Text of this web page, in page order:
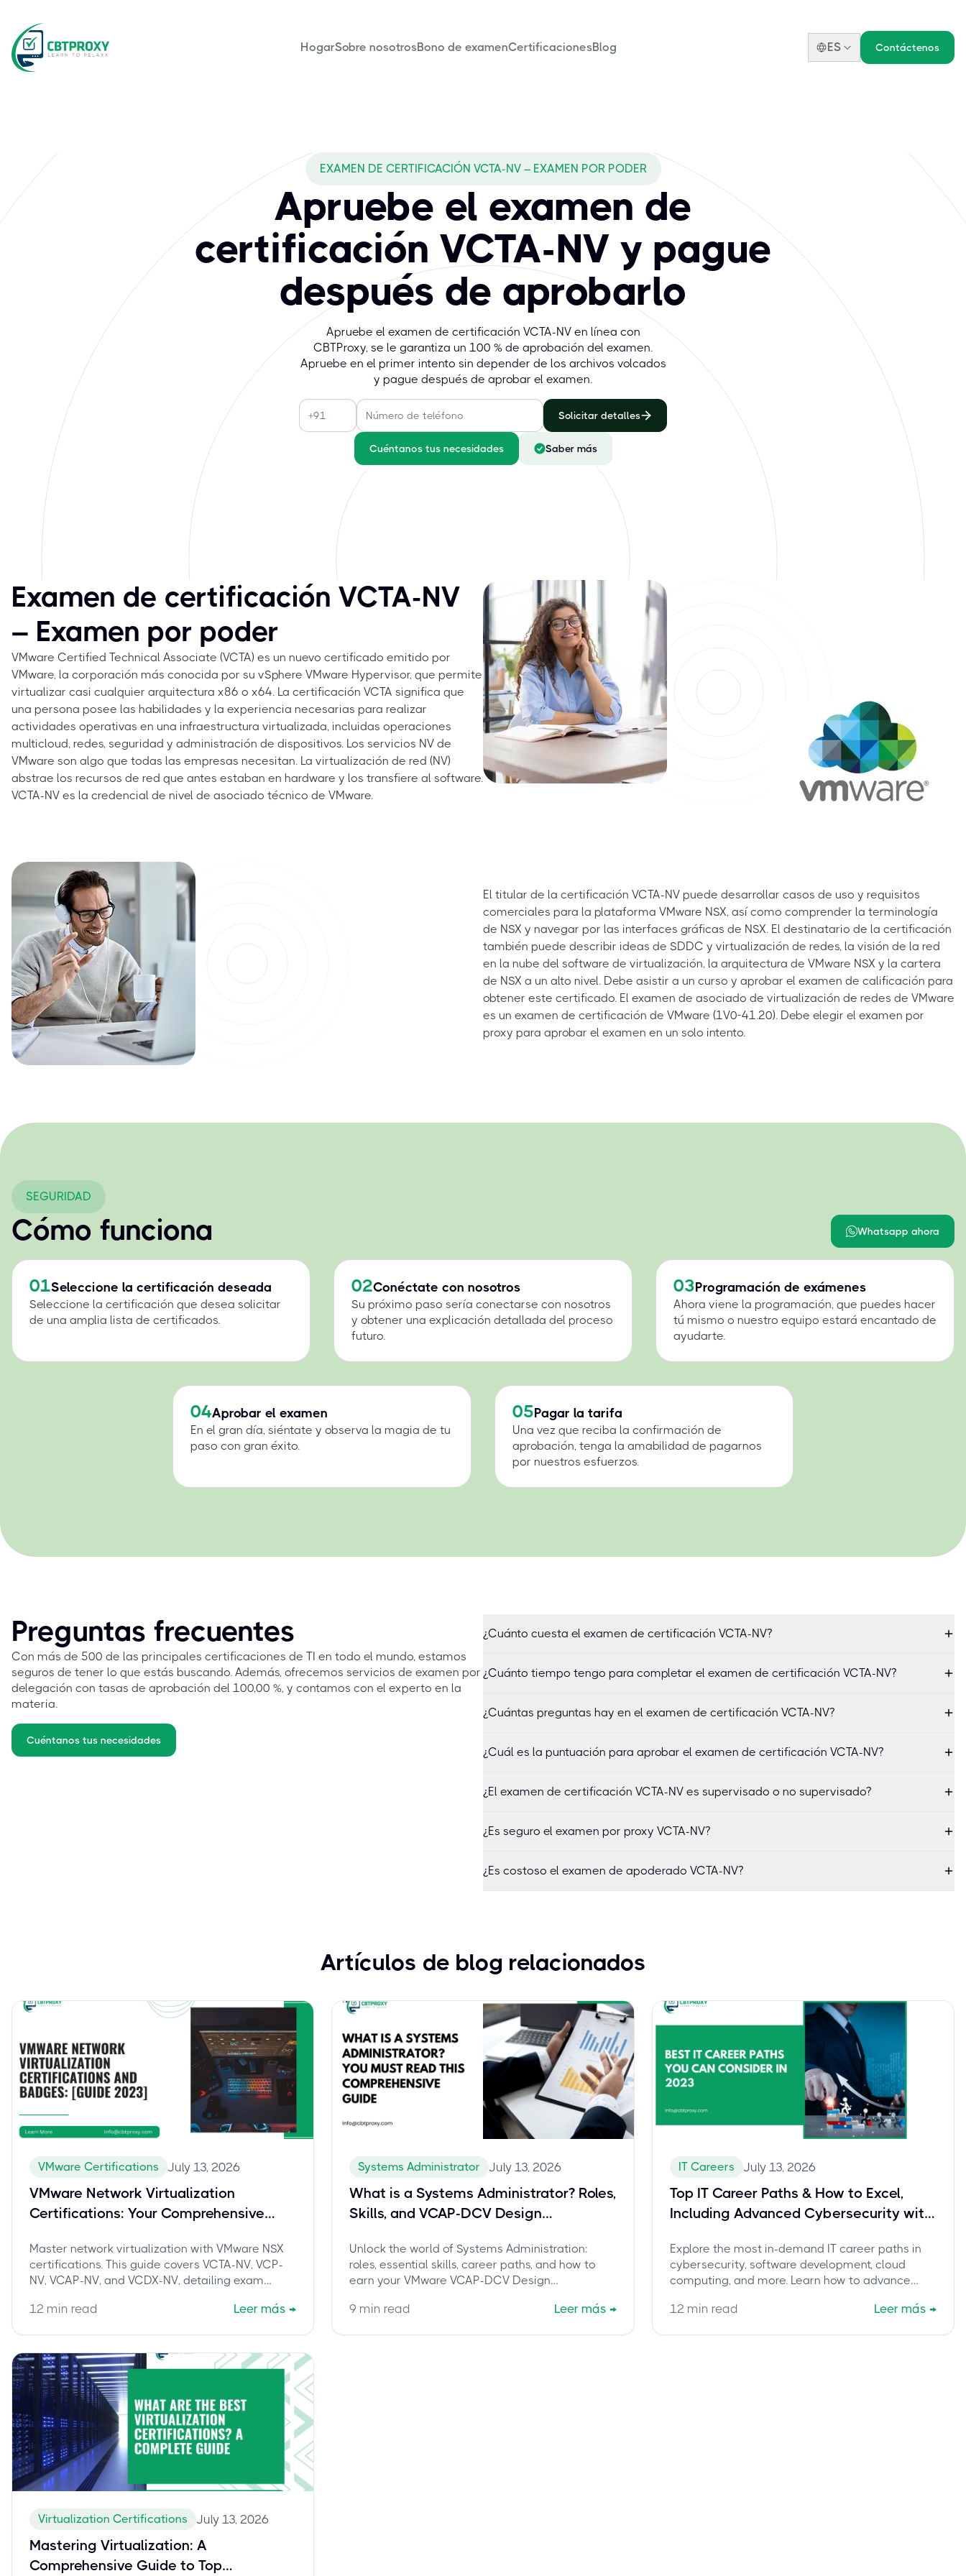
HogarSobre nosotrosBono de examenCertificacionesBlog ES Contáctenos
EXAMEN DE CERTIFICACIÓN VCTA-NV – EXAMEN POR PODER
Apruebe el examen de
certificación VCTA-NV y pague
después de aprobarlo
Apruebe el examen de certificación VCTA-NV en línea con
CBTProxy, se le garantiza un 100 % de aprobación del examen.
Apruebe en el primer intento sin depender de los archivos volcados
y pague después de aprobar el examen.
Solicitar detalles
Cuéntanos tus necesidades Saber más
Examen de certificación VCTA-NV
– Examen por poder
VMware Certified Technical Associate (VCTA) es un nuevo certificado emitido por
VMware, la corporación más conocida por su vSphere VMware Hypervisor, que permite
virtualizar casi cualquier arquitectura x86 o x64. La certificación VCTA significa que
una persona posee las habilidades y la experiencia necesarias para realizar
actividades operativas en una infraestructura virtualizada, incluidas operaciones
multicloud, redes, seguridad y administración de dispositivos. Los servicios NV de
VMware son algo que todas las empresas necesitan. La virtualización de red (NV)
abstrae los recursos de red que antes estaban en hardware y los transfiere al software.
VCTA-NV es la credencial de nivel de asociado técnico de VMware.
El titular de la certificación VCTA-NV puede desarrollar casos de uso y requisitos
comerciales para la plataforma VMware NSX, así como comprender la terminología
de NSX y navegar por las interfaces gráficas de NSX. El destinatario de la certificación
también puede describir ideas de SDDC y virtualización de redes, la visión de la red
en la nube del software de virtualización, la arquitectura de VMware NSX y la cartera
de NSX a un alto nivel. Debe asistir a un curso y aprobar el examen de calificación para
obtener este certificado. El examen de asociado de virtualización de redes de VMware
es un examen de certificación de VMware (1V0-41.20). Debe elegir el examen por
proxy para aprobar el examen en un solo intento.
SEGURIDAD
Cómo funciona Whatsapp ahora
01Seleccione la certificación deseada
Seleccione la certificación que desea solicitar
de una amplia lista de certificados.
02Conéctate con nosotros
Su próximo paso sería conectarse con nosotros
y obtener una explicación detallada del proceso
futuro.
03Programación de exámenes
Ahora viene la programación, que puedes hacer
tú mismo o nuestro equipo estará encantado de
ayudarte.
04Aprobar el examen
En el gran día, siéntate y observa la magia de tu
paso con gran éxito.
05Pagar la tarifa
Una vez que reciba la confirmación de
aprobación, tenga la amabilidad de pagarnos
por nuestros esfuerzos.
Preguntas frecuentes
Con más de 500 de las principales certificaciones de TI en todo el mundo, estamos
seguros de tener lo que estás buscando. Además, ofrecemos servicios de examen por
delegación con tasas de aprobación del 100,00 %, y contamos con el experto en la
materia.
Cuéntanos tus necesidades
¿Cuánto cuesta el examen de certificación VCTA-NV?
¿Cuánto tiempo tengo para completar el examen de certificación VCTA-NV?
¿Cuántas preguntas hay en el examen de certificación VCTA-NV?
¿Cuál es la puntuación para aprobar el examen de certificación VCTA-NV?
¿El examen de certificación VCTA-NV es supervisado o no supervisado?
¿Es seguro el examen por proxy VCTA-NV?
¿Es costoso el examen de apoderado VCTA-NV?
Artículos de blog relacionados
VMware Certifications July 13, 2026
VMware Network Virtualization
Certifications: Your Comprehensive
Master network virtualization with VMware NSX
certifications. This guide covers VCTA-NV, VCP-
NV, VCAP-NV, and VCDX-NV, detailing exam
pass.
12 min read Leer más →
Systems Administrator July 13, 2026
What is a Systems Administrator? Roles,
Skills, and VCAP-DCV Design
Unlock the world of Systems Administration:
roles, essential skills, career paths, and how to
earn your VMware VCAP-DCV Design
trusted pay-after-pass service for your 3V0-
9 min read Leer más →
IT Careers July 13, 2026
Top IT Career Paths & How to Excel,
Including Advanced Cybersecurity with
Explore the most in-demand IT career paths in
cybersecurity, software development, cloud
computing, and more. Learn how to advance
CompTIA CASP+ with cbtproxy.com's trusted
12 min read Leer más →
Virtualization Certifications July 13, 2026
Mastering Virtualization: A
Comprehensive Guide to Top